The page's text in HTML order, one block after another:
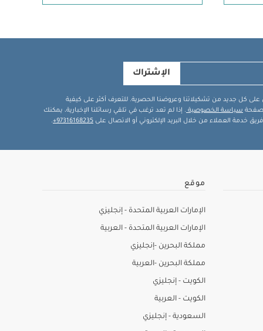
الإشتراك
على كل جديد من تشكيلاتنا وعروضنا الحصرية. للتعرف أكثر على كيفية
صفحة سياسة الخصوصية . إذا لم تعد ترغب في تلقي رسائلنا الإخبارية، يمكنك
خدمة العملاء من خلال البريد الإلكتروني أو الاتصال على 97316168235+
.
موقع
الإمارات العربية المتحدة - إنجليزي
الإمارات العربية المتحدة - العربية
مملكة البحرين -إنجليزي
مملكة البحرين -العربية
الكويت - إنجليزي
الكويت - العربية
السعودية - إنجليزي